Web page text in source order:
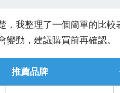
，我整理了一個簡單的比
變動，建議購買前再確認。
推薦品牌